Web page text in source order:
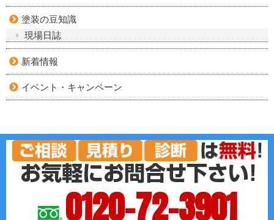
塗装の豆知識
現場日誌
新着情報
イベント・キャンペーン
0120-72-3901